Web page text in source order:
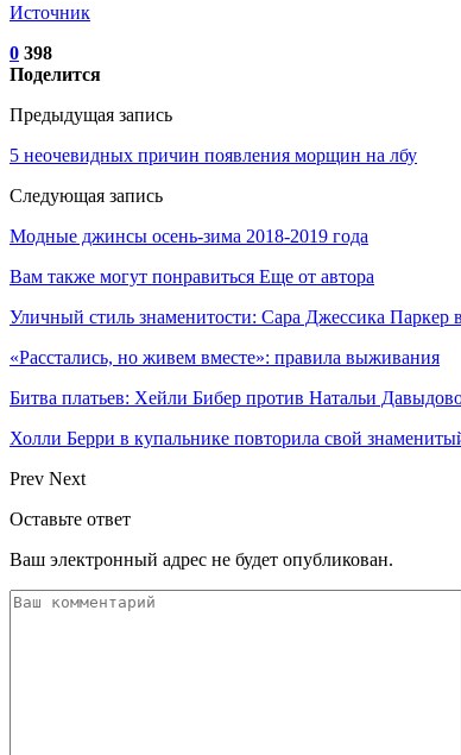
Источник
0 398
Поделится
Предыдущая запись
5 неочевидных причин появления морщин на лбу
Следующая запись
Модные джинсы осень-зима 2018-2019 года
Вам также могут понравиться Еще от автора
Уличный стиль знаменитости: Сара Джессика
«Расстались, но живем вместе»: правила выживания
Битва платьев: Хейли Бибер против Натальи
Холли Берри в купальнике повторила свой
Prev Next
Оставьте ответ
Ваш электронный адрес не будет опубликован.